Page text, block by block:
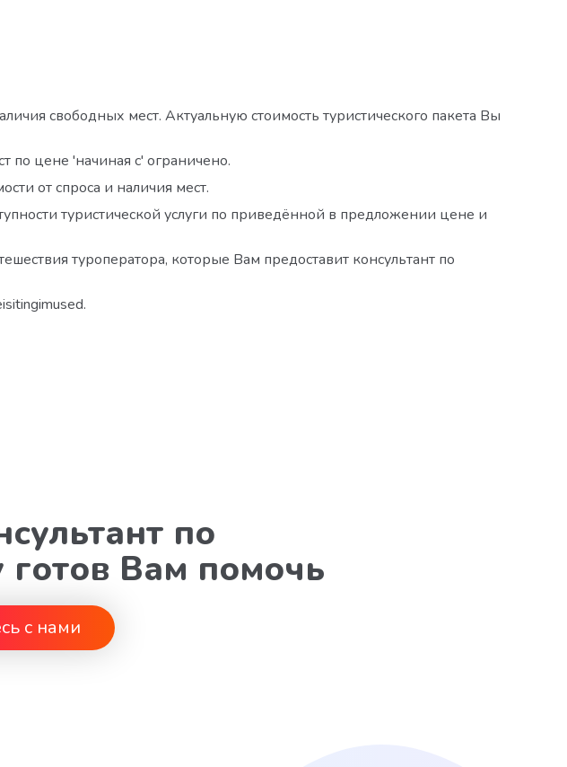
свободных мест. Актуальную стоимость туристического пакета Вы
цене 'начиная с' ограничено.
от спроса и наличия мест.
туристической услуги по приведённой в предложении цене и
туроператора, которые Вам предоставит консультант по
по
готов Вам помочь
с нами